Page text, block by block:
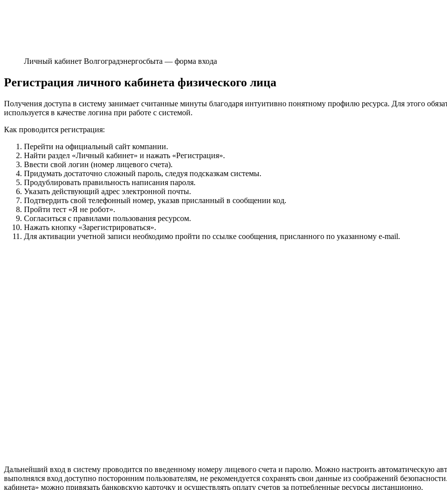
Личный кабинет Волгоградэнергосбыта — форма входа
Регистрация личного кабинета физического лица
Получения доступа в систему занимает считанные минуты благодаря интуитивно понятному профилю ресурса. Для этого
используется в качестве логина при работе с системой.
Как проводится регистрация:
Перейти на официальный сайт компании.
Найти раздел «Личный кабинет» и нажать «Регистрация».
Ввести свой логин (номер лицевого счета).
Придумать достаточно сложный пароль, следуя подсказкам системы.
Продублировать правильность написания пароля.
Указать действующий адрес электронной почты.
Подтвердить свой телефонный номер, указав присланный в сообщении код.
Пройти тест «Я не робот».
Согласиться с правилами пользования ресурсом.
Нажать кнопку «Зарегистрироваться».
Для активации учетной записи необходимо пройти по ссылке сообщения, присланного по указанному e-mail.
Дальнейший вход в систему проводится по введенному номеру лицевого счета и паролю. Можно настроить автоматическую
выполнялся вход доступно посторонним пользователям, не рекомендуется сохранять свои данные из соображений
кабинета» можно привязать банковскую карточку и осуществлять оплату счетов за потребленные ресурсы дистанционно.